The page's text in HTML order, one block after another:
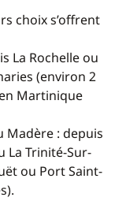
choix s’offrent
La Rochelle ou
(environ 2
Martinique
Madère : depuis
La Trinité-Sur-
ou Port Saint-